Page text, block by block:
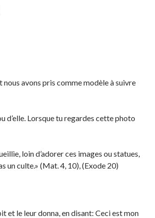
nous avons pris comme modèle à suivre
d’elle. Lorsque tu regardes cette photo
loin d’adorer ces images ou statues,
un culte.» (Mat. 4, 10), (Exode 20)
et le leur donna, en disant: Ceci est mon